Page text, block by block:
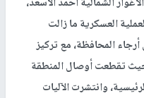
العسكرية ما زالت
المحافظة، مع تركيز
تقطعت أوصال المنطقة
وانتشرت الآليات